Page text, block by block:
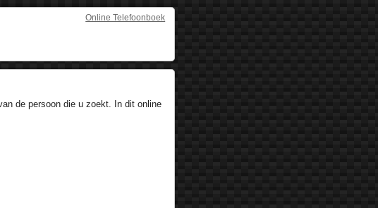
Online Telefoonboek
de persoon die u zoekt. In dit online